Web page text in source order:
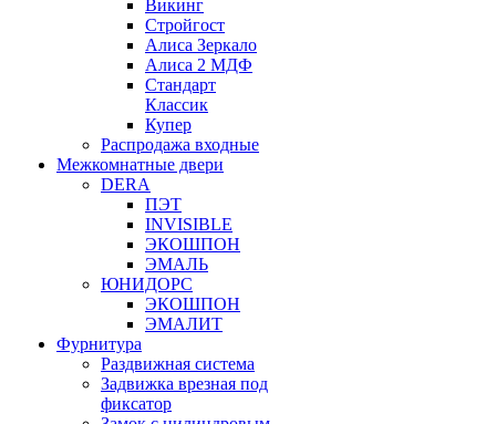
Викинг
Стройгост
Алиса Зеркало
Алиса 2 МДФ
Стандарт
Классик
Купер
Распродажа входные
Межкомнатные двери
DERA
ПЭТ
INVISIBLE
ЭКОШПОН
ЭМАЛЬ
ЮНИДОРС
ЭКОШПОН
ЭМАЛИТ
Фурнитура
Раздвижная система
Задвижка врезная под
фиксатор